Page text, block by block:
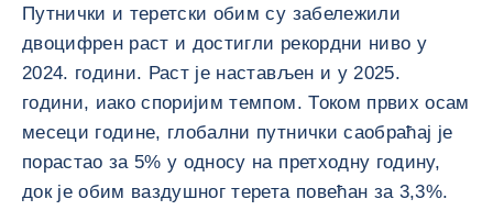
Путнички и теретски обим су забележили
двоцифрен раст и достигли рекордни ниво у
2024. години. Раст је настављен и у 2025.
години, иако споријим темпом. Током првих осам
месеци године, глобални путнички саобраћај је
порастао за 5% у односу на претходну годину,
док је обим ваздушног терета повећан за 3,3%.